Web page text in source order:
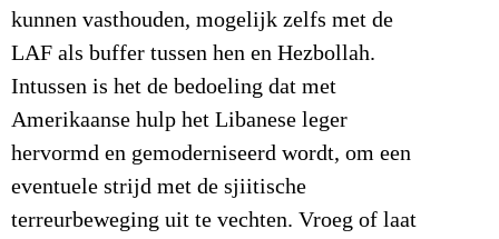
kunnen vasthouden, mogelijk zelfs met de
LAF als buffer tussen hen en Hezbollah.
Intussen is het de bedoeling dat met
Amerikaanse hulp het Libanese leger
hervormd en gemoderniseerd wordt, om een
eventuele strijd met de sjiitische
terreurbeweging uit te vechten. Vroeg of laat